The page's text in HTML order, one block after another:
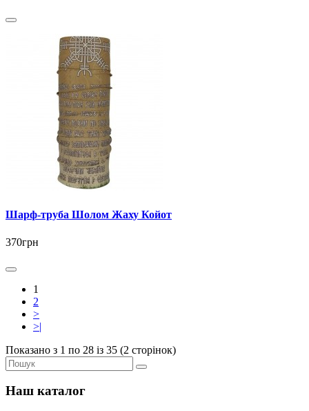
Шарф-труба Шолом Жаху Койот
370грн
1
2
>
>|
Показано з 1 по 28 із 35 (2 сторінок)
Наш каталог